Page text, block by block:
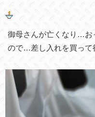
御母さんが亡くなり…お
ので…差し入れを買って